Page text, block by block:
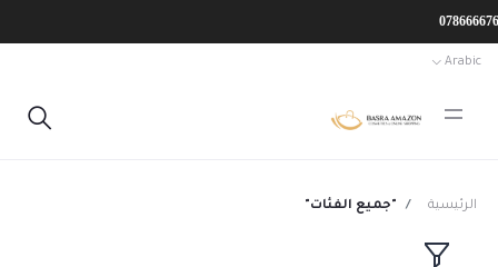
Arabic
الرئيسية "جميع الفئات"